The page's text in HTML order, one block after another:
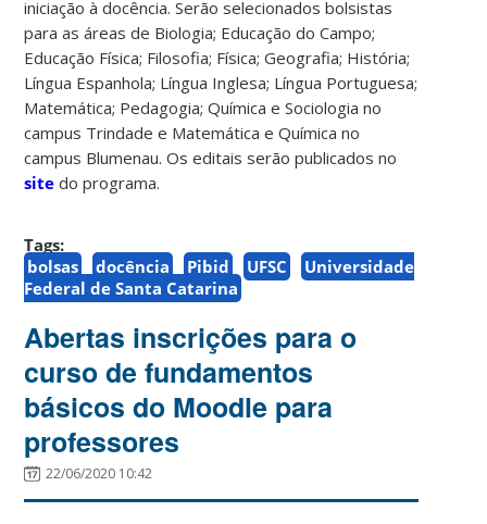
iniciação à docência. Serão selecionados bolsistas
para as áreas de Biologia; Educação do Campo;
Educação Física; Filosofia; Física; Geografia; História;
Língua Espanhola; Língua Inglesa; Língua Portuguesa;
Matemática; Pedagogia; Química e Sociologia no
campus Trindade e Matemática e Química no
campus Blumenau. Os editais serão publicados no
sitedo programa.
Tags:
bolsas
docência Pibid UFSC
Universidade
Federal de Santa Catarina
Abertas inscrições para o
curso de fundamentos
básicos do Moodle para
professores
22/06/2020 10:42